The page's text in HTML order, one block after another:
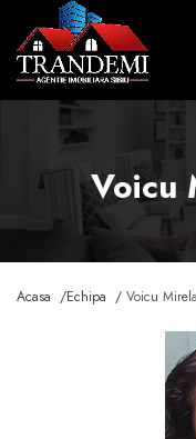
Voicu
Acasa /Echipa / Voicu